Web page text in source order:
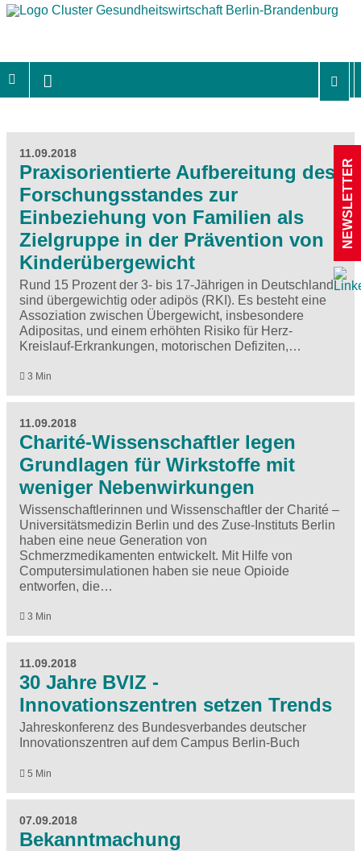
11.09.2018
Praxisorientierte Aufbereitung des
Forschungsstandes zur
Einbeziehung von Familien als
Zielgruppe in der Prävention von
Kinderübergewicht
Rund 15 Prozent der 3- bis 17-Jährigen in Deutschland
sind übergewichtig oder adipös (RKI). Es besteht eine
Assoziation zwischen Übergewicht, insbesondere
Adipositas, und einem erhöhten Risiko für Herz-
Kreislauf-Erkrankungen, motorischen Defiziten,…
3 Min
11.09.2018
Charité-Wissenschaftler legen
Grundlagen für Wirkstoffe mit
weniger Nebenwirkungen
Wissenschaftlerinnen und Wissenschaftler der Charité –
Universitätsmedizin Berlin und des Zuse-Instituts Berlin
haben eine neue Generation von
Schmerzmedikamenten entwickelt. Mit Hilfe von
Computersimulationen haben sie neue Opioide
entworfen, die…
3 Min
11.09.2018
30 Jahre BVIZ -
Innovationszentren setzen Trends
Jahreskonferenz des Bundesverbandes deutscher
Innovationszentren auf dem Campus Berlin-Buch
5 Min
07.09.2018
Bekanntmachung
NEWSLETTER